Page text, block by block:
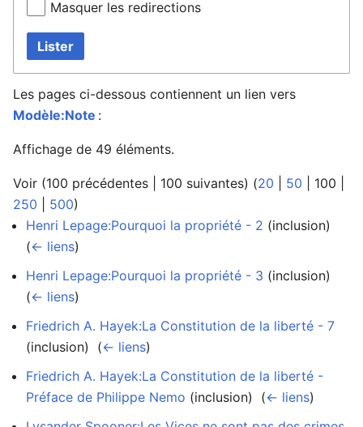
Masquer les redirections
Lister
Les pages ci-dessous contiennent un lien vers
Modèle:Note :
Affichage de 49 éléments.
Voir (100 précédentes 100 suivantes) (20 50 100
250
500)
Henri Lepage:Pourquoi la propriété - 2 (inclusion) ‎
(← liens)
Henri Lepage:Pourquoi la propriété - 3 (inclusion) ‎
(← liens)
Friedrich A. Hayek:La Constitution de la liberté - 7
(inclusion) ‎ (← liens)
Friedrich A. Hayek:La Constitution de la liberté -
Préface de Philippe Nemo (inclusion) ‎ (← liens)